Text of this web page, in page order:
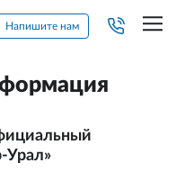
Напишите нам
Урал»